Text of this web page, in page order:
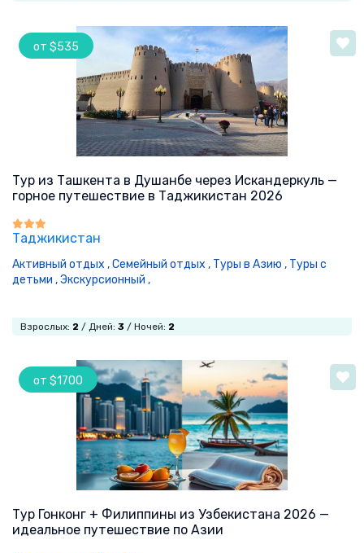
от $535
Тур из Ташкента в Душанбе через Искандеркуль —
горное путешествие в Таджикистан 2026
Таджикистан
Активный отдых ,Семейный отдых , Туры в Азию , Туры с
детьми ,Экскурсионный ,
Взрослых: 2 / Дней: 3 / Ночей: 2
от $1700
Тур Гонконг + Филиппины из Узбекистана 2026 —
идеальное путешествие по Азии